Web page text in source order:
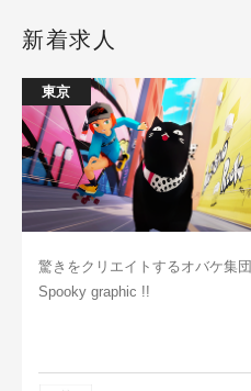
新着求人
東京
驚きをクリエイトするオバケ集団
Spooky graphic !!